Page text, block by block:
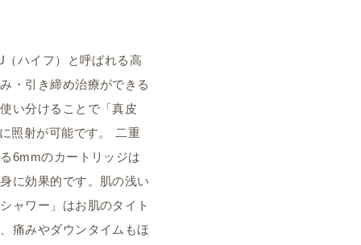
ハイフ）と呼ばれる高
・引き締め治療ができる
い分けることで「真皮
照射が可能です。 二重
6mmのカートリッジは
に効果的です。肌の浅い
ャワー」はお肌のタイト
痛みやダウンタイムもほ